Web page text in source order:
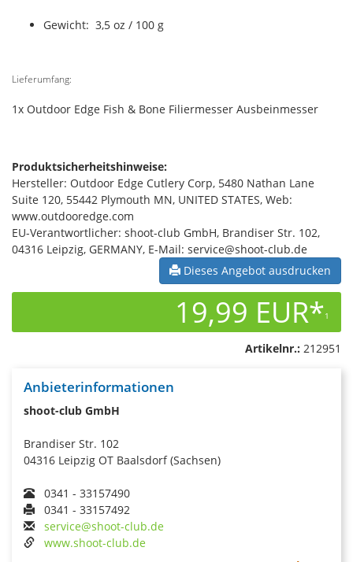
Gewicht: 3,5 oz / 100 g
Lieferumfang:
1x Outdoor Edge Fish & Bone Filiermesser Ausbeinmesser
Produktsicherheitshinweise:
Hersteller: Outdoor Edge Cutlery Corp, 5480 Nathan Lane
Suite 120, 55442 Plymouth MN, UNITED STATES, Web:
www.outdooredge.com
EU-Verantwortlicher: shoot-club GmbH, Brandiser Str. 102,
04316 Leipzig, GERMANY, E-Mail: service@shoot-club.de
Dieses Angebot ausdrucken
19,99 EUR*1
Artikelnr.: 212951
Anbieterinformationen
shoot-club GmbH
Brandiser Str. 102
04316 Leipzig OT Baalsdorf (Sachsen)
0341 - 33157490
0341 - 33157492
service@shoot-club.de
www.shoot-club.de